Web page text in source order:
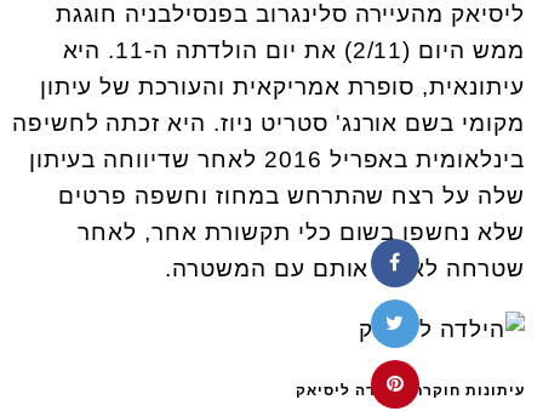
ליסיאק מהעיירה סלינגרוב בפנסילבניה חוגגת
ממש היום (2/11) את יום הולדתה ה-11. היא
עיתונאית, סופרת אמריקאית והעורכת של עיתון
מקומי בשם אורנג' סטריט ניוז. היא זכתה לחשיפה
בינלאומית באפריל 2016 לאחר שדיווחה בעיתון
שלה על רצח שהתרחש במחוז וחשפה פרטים
שלא נחשפו בשום כלי תקשורת אחר, לאחר
שטרחה לאמת אותם עם המשטרה.
עיתונות חוקרת. הילדה ליסיאק